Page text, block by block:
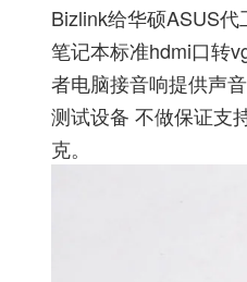
Bizlink给华硕ASUS
笔记本标准hdmi口转
者电脑接音响提供声
测试设备 不做保证支
克。